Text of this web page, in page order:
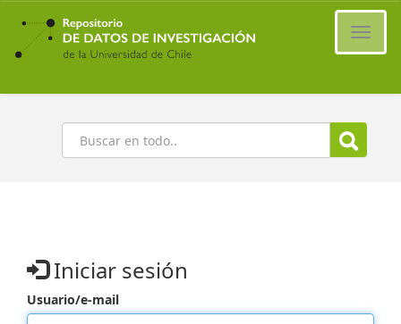
Ir
contenido
principal
Buscar
Iniciar sesión
Usuario/e-mail